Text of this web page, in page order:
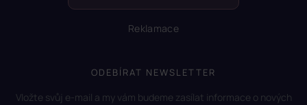
Reklamace
ODEBÍRAT NEWSLETTER
Vložte svůj e-mail a my vám budeme zasílat informace o nových